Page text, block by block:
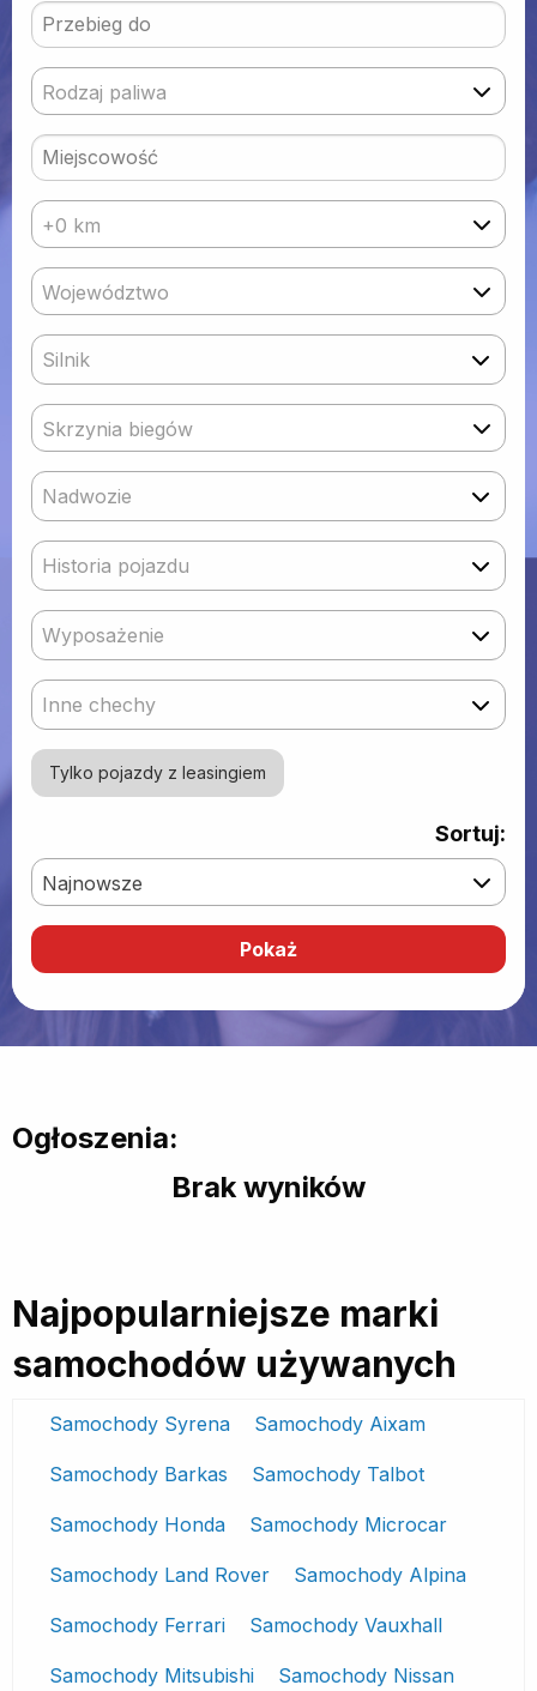
Rodzaj paliwa
+0 km
Województwo
Silnik
Skrzynia biegów
Nadwozie
Historia pojazdu
Wyposażenie
Inne chechy
Tylko pojazdy z leasingiem
Sortuj:
Najnowsze
Ogłoszenia:
Brak wyników
Najpopularniejsze marki
samochodów używanych
Samochody Syrena Samochody Aixam
Samochody Barkas Samochody Talbot
Samochody Honda Samochody Microcar
Samochody Land Rover Samochody Alpina
Samochody Ferrari Samochody Vauxhall
Samochody Mitsubishi Samochody Nissan